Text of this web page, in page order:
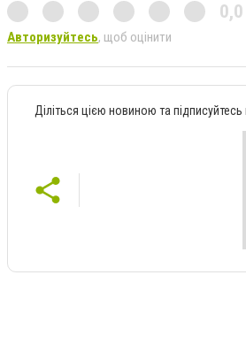
0,0
Авторизуйтесь, щоб оцінити
Діліться цією новиною та підписуйтесь